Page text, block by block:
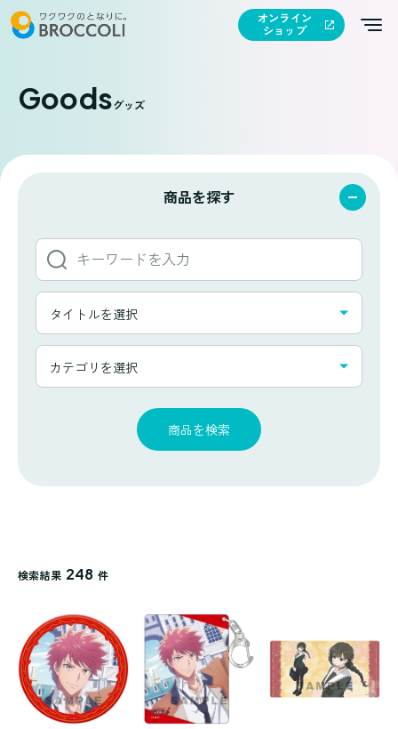
オンライン
ショップ
Goodsグッズ
商品を探す
キ
ワ
ド
か
タ
ト
一
タイトルを選択
カ
カテゴリを選択
商品を検索
検索結果 248 件